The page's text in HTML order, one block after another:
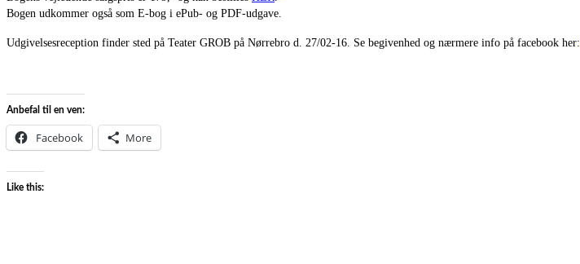
Bogen udkommer også som E-bog i ePub- og PDF-udgave.
Udgivelsesreception finder sted på Teater GROB på Nørrebro d. 27/02-16. Se begivenhed og nærmere info på facebook her:
Anbefal til en ven:
Facebook More
Like this: